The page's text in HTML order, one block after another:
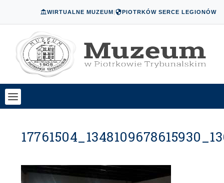
WIRTUALNE MUZEUM| PIOTRKÓW SERCE LEGIONÓW